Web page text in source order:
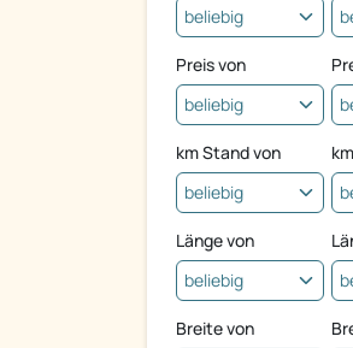
Preis von
km Stand von
Länge von
Breite von